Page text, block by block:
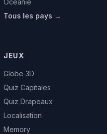
Oceanie
Tous les pays →
JEUX
Globe 3D
Quiz Capitales
Quiz Drapeaux
Localisation
Memory